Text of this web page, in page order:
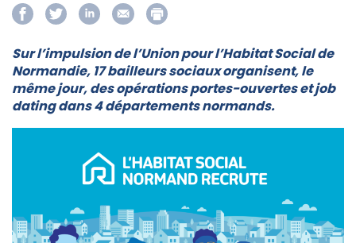
Sur l’impulsion de l’Union pour l’Habitat Social de
Normandie, 17 bailleurs sociaux organisent, le
même jour, des opérations portes-ouvertes et job
dating dans 4 départements normands.